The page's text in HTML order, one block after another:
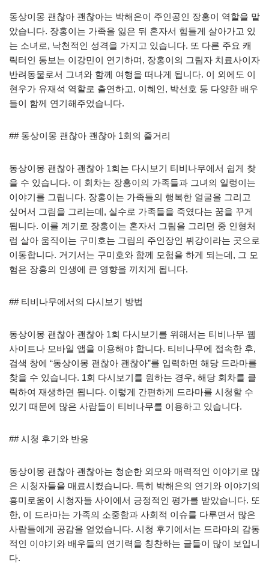
동상이몽 괜찮아 괜찮아는 박해은이 주인공인 장홍이 역할을 맡
았습니다. 장홍이는 가족을 잃은 뒤 혼자서 힘들게 살아가고 있
는 소녀로, 낙천적인 성격을 가지고 있습니다. 또 다른 주요 캐
릭터인 동보는 이강민이 연기하며, 장홍이의 그림자 치료사이자
반려동물로서 그녀와 함께 여행을 떠나게 됩니다. 이 외에도 이
현우가 유재석 역할로 출연하고, 이혜인, 박선호 등 다양한 배우
들이 함께 연기해주었습니다.
## 동상이몽 괜찮아 괜찮아 1회의 줄거리
동상이몽 괜찮아 괜찮아 1회는 다시보기 티비나무에서 쉽게 찾
을 수 있습니다. 이 회차는 장홍이의 가족들과 그녀의 일렁이는
이야기를 그립니다. 장홍이는 가족들의 행복한 얼굴을 그리고
싶어서 그림을 그리는데, 실수로 가족들을 죽였다는 꿈을 꾸게
됩니다. 이를 계기로 장홍이는 혼자서 그림을 그리던 중 인형처
럼 살아 움직이는 구미호는 그림의 주인장인 뷔강이라는 곳으로
이동합니다. 거기서는 구미호와 함께 모험을 하게 되는데, 그 모
험은 장홍의 인생에 큰 영향을 끼치게 됩니다.
## 티비나무에서의 다시보기 방법
동상이몽 괜찮아 괜찮아 1회 다시보기를 위해서는 티비나무 웹
사이트나 모바일 앱을 이용해야 합니다. 티비나무에 접속한 후,
검색 창에 “동상이몽 괜찮아 괜찮아”를 입력하면 해당 드라마를
찾을 수 있습니다. 1회 다시보기를 원하는 경우, 해당 회차를 클
릭하여 재생하면 됩니다. 이렇게 간편하게 드라마를 시청할 수
있기 때문에 많은 사람들이 티비나무를 이용하고 있습니다.
## 시청 후기와 반응
동상이몽 괜찮아 괜찮아는 청순한 외모와 매력적인 이야기로 많
은 시청자들을 매료시켰습니다. 특히 박해은의 연기와 이야기의
흥미로움이 시청자들 사이에서 긍정적인 평가를 받았습니다. 또
한, 이 드라마는 가족의 소중함과 사회적 이슈를 다루면서 많은
사람들에게 공감을 얻었습니다. 시청 후기에서는 드라마의 감동
적인 이야기와 배우들의 연기력을 칭찬하는 글들이 많이 보입니
다.